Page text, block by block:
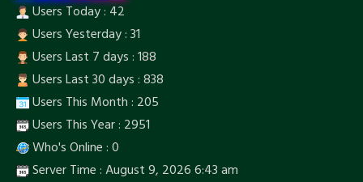
Users Today : 42
Users Yesterday : 31
Users Last 7 days : 188
Users Last 30 days : 838
Users This Month : 205
Users This Year : 2951
Who's Online : 0
Server Time : August 9, 2026 6:43 am